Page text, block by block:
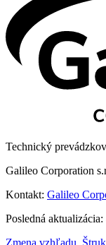
Technický
Galileo Corporation
Kontakt: Galileo
Posledná
Zmena vzhľadu